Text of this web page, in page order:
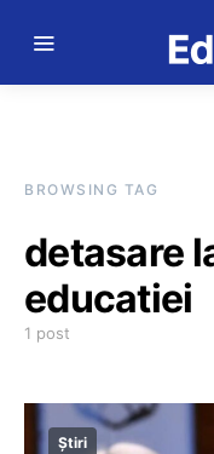
BROWSING TAG
detasare
educatiei
1 post
Știri